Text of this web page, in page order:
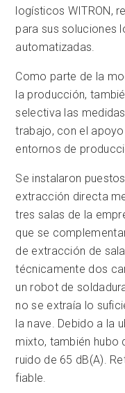
logísticos WITRON,
para sus soluciones
automatizadas.
Como parte de la
la producción,
selectiva las
trabajo, con el
entornos de
Se instalaron
extracción directa
tres salas de la
que se
de extracción de
técnicamente dos
un robot de
no se extraía lo
la nave. Debido a la
mixto, también hubo
ruido de 65 dB(A).
fiable.